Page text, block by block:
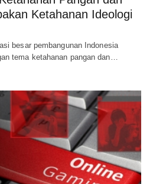
Ketahanan Ideologi
besar pembangunan Indonesia
tema ketahanan pangan dan…